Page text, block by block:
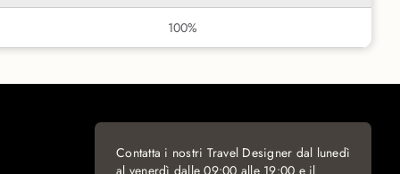
100%
Contatta i nostri Travel Designer dal lunedì
al venerdì dalle 09:00 alle 19:00 e il